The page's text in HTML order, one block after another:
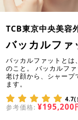
TCB東京中央美容
バッカルファ
バッカルファットとは
のこと。 バッカルフ
老け顔から、シャープ
ます。
4.7(
参考価格: ¥195,200